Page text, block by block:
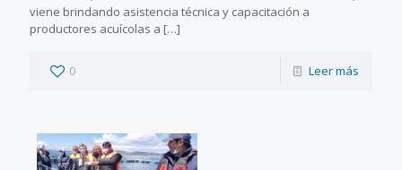
viene brindando asistencia técnica y capacitación a
productores acuícolas a […]
0 Leer más